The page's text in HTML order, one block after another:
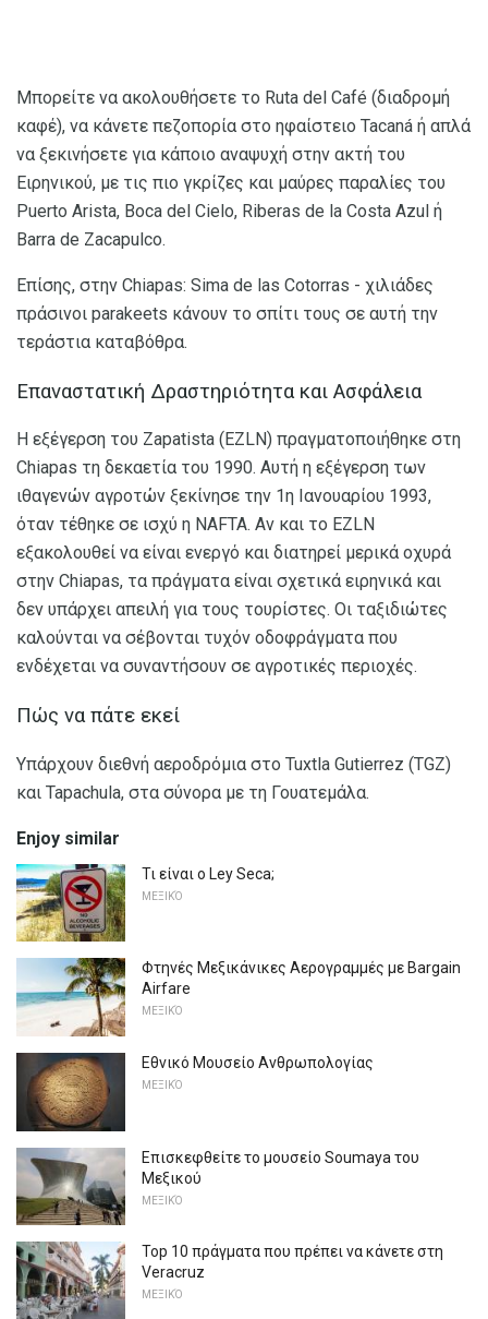
Μπορείτε να ακολουθήσετε το Ruta del Café (διαδρομή
καφέ), να κάνετε πεζοπορία στο ηφαίστειο Tacaná ή απλά
να ξεκινήσετε για κάποιο αναψυχή στην ακτή του
Ειρηνικού, με τις πιο γκρίζες και μαύρες παραλίες του
Puerto Arista, Boca del Cielo, Riberas de la Costa Azul ή
Barra de Zacapulco.
Επίσης, στην Chiapas: Sima de las Cotorras - χιλιάδες
πράσινοι parakeets κάνουν το σπίτι τους σε αυτή την
τεράστια καταβόθρα.
Επαναστατική Δραστηριότητα και Ασφάλεια
Η εξέγερση του Zapatista (EZLN) πραγματοποιήθηκε στη
Chiapas τη δεκαετία του 1990. Αυτή η εξέγερση των
ιθαγενών αγροτών ξεκίνησε την 1η Ιανουαρίου 1993,
όταν τέθηκε σε ισχύ η NAFTA. Αν και το EZLN
εξακολουθεί να είναι ενεργό και διατηρεί μερικά οχυρά
στην Chiapas, τα πράγματα είναι σχετικά ειρηνικά και
δεν υπάρχει απειλή για τους τουρίστες. Οι ταξιδιώτες
καλούνται να σέβονται τυχόν οδοφράγματα που
ενδέχεται να συναντήσουν σε αγροτικές περιοχές.
Πώς να πάτε εκεί
Υπάρχουν διεθνή αεροδρόμια στο Tuxtla Gutierrez (TGZ)
και Tapachula, στα σύνορα με τη Γουατεμάλα.
Enjoy similar
Τι είναι ο Ley Seca;
ΜΕΞΙΚΌ
Φτηνές Μεξικάνικες Αερογραμμές με Bargain
Airfare
ΜΕΞΙΚΌ
Εθνικό Μουσείο Ανθρωπολογίας
ΜΕΞΙΚΌ
Επισκεφθείτε το μουσείο Soumaya του
Μεξικού
ΜΕΞΙΚΌ
Top 10 πράγματα που πρέπει να κάνετε στη
Veracruz
ΜΕΞΙΚΌ